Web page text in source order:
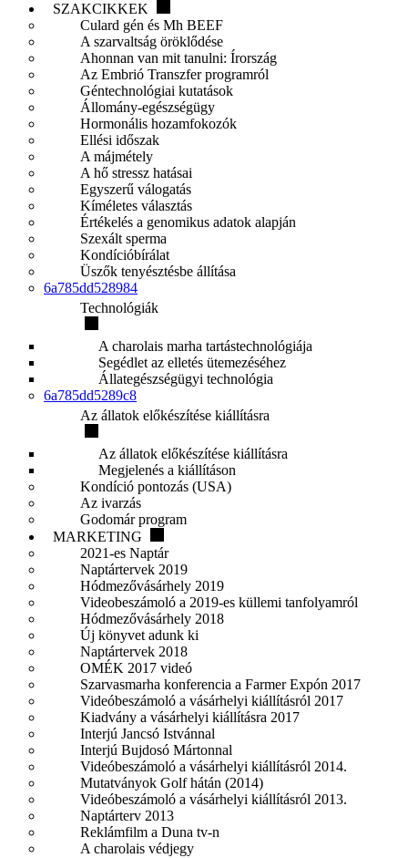
SZAKCIKKEK
Culard gén és Mh BEEF
A szarvaltság öröklődése
Ahonnan van mit tanulni: Írország
Az Embrió Transzfer programról
Géntechnológiai kutatások
Állomány-egészségügy
Hormonális hozamfokozók
Ellési időszak
A májmétely
A hő stressz hatásai
Egyszerű válogatás
Kíméletes választás
Értékelés a genomikus adatok alapján
Szexált sperma
Kondícióbírálat
Üszők tenyésztésbe állítása
6a785dd528984
Technológiák
A charolais marha tartástechnológiája
Segédlet az elletés ütemezéséhez
Állategészségügyi technológia
6a785dd5289c8
Az állatok előkészítése kiállításra
Az állatok előkészítése kiállításra
Megjelenés a kiállításon
Kondíció pontozás (USA)
Az ivarzás
Godomár program
MARKETING
2021-es Naptár
Naptártervek 2019
Hódmezővásárhely 2019
Videobeszámoló a 2019-es küllemi tanfolyamról
Hódmezővásárhely 2018
Új könyvet adunk ki
Naptártervek 2018
OMÉK 2017 videó
Szarvasmarha konferencia a Farmer Expón 2017
Videóbeszámoló a vásárhelyi kiállításról 2017
Kiadvány a vásárhelyi kiállításra 2017
Interjú Jancsó Istvánnal
Interjú Bujdosó Mártonnal
Videóbeszámoló a vásárhelyi kiállításról 2014.
Mutatványok Golf hátán (2014)
Videóbeszámoló a vásárhelyi kiállításról 2013.
Naptárterv 2013
Reklámfilm a Duna tv-n
A charolais védjegy